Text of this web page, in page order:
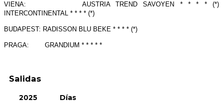
VIENA: AUSTRIA TREND SAVOYEN * * * * (*)
INTERCONTINENTAL * * * * (*)
BUDAPEST: RADISSON BLU BEKE * * * * (*)
PRAGA: GRANDIUM * * * * *
Salidas
2025 Días